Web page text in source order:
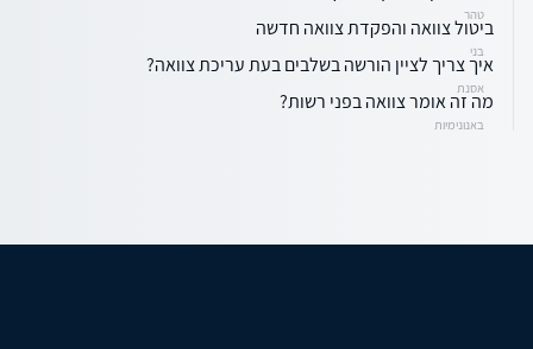
טהר
ביטול צוואה והפקדת צוואה חדשה
בני
איך צריך לציין הורשה בשלבים בעת עריכת צוואה?
אסנת
מה זה אומר צוואה בפני רשות?
באנונימיות